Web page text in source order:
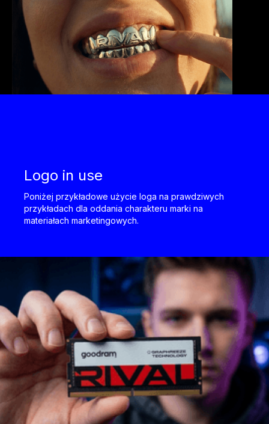
Logo in use
Poniżej przykładowe użycie loga na prawdziwych
przykładach dla oddania charakteru marki na
materiałach marketingowych.